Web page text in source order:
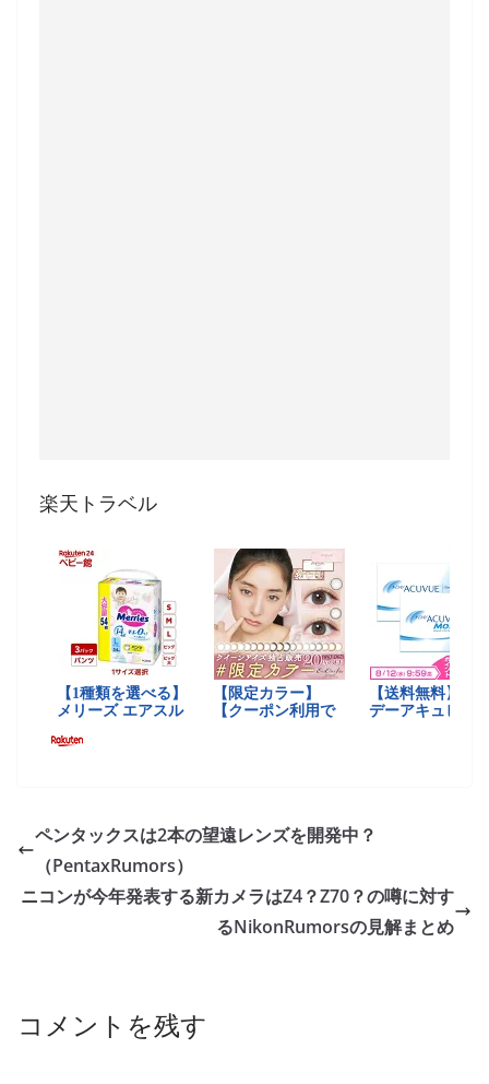
楽天トラベル
ペンタックスは2本の望遠レンズを開発中？
（PentaxRumors）
ニコンが今年発表する新カメラはZ4？Z70？の噂に対す
るNikonRumorsの見解まとめ
コメントを残す